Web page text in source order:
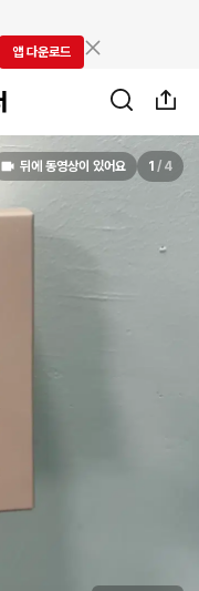
앱 다운로드
뒤에 동영상이 있어요 1 / 4